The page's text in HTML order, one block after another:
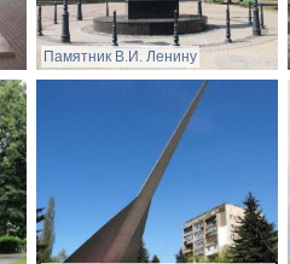
Памятник В.И. Ленину